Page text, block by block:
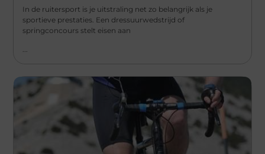
In de ruitersport is je uitstraling net zo belangrijk als je
sportieve prestaties. Een dressuurwedstrijd of
springconcours stelt eisen aan
...